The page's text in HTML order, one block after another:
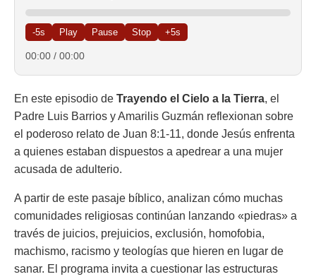
-5s Play Pause Stop +5s
00:00 / 00:00
En este episodio de Trayendo el Cielo a la Tierra, el
Padre Luis Barrios y Amarilis Guzmán reflexionan sobre
el poderoso relato de Juan 8:1-11, donde Jesús enfrenta
a quienes estaban dispuestos a apedrear a una mujer
acusada de adulterio.
A partir de este pasaje bíblico, analizan cómo muchas
comunidades religiosas continúan lanzando «piedras» a
través de juicios, prejuicios, exclusión, homofobia,
machismo, racismo y teologías que hieren en lugar de
sanar. El programa invita a cuestionar las estructuras